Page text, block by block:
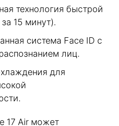
технология быстрой
15 минут).
система Face ID с
лиц.
для
17 Air может